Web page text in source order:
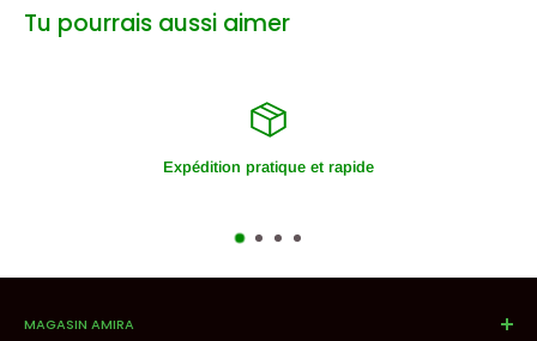
Tu pourrais aussi aimer
Expédition pratique et rapide
MAGASIN AMIRA